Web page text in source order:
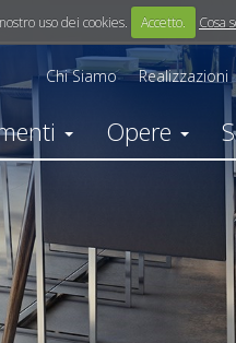
uso dei cookies. Accetto. Cosa
Chi Siamo Realizzazioni
Opere